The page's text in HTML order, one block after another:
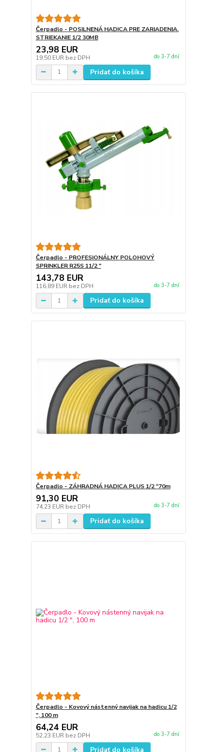
Čerpadlo - POSILNENÁ HADICA PRE ZARIADENIA.
STRIEKANIE 1/2 30MB
23,98 EUR
19,50 EUR bez DPH do 3-7 dní
Pridať do košíka
Čerpadlo - PROFESIONÁLNY POLOHOVÝ
SPRINKLER R25S 11/2 "
143,78 EUR
116,89 EUR bez DPH do 3-7 dní
Pridať do košíka
Čerpadlo - ZÁHRADNÁ HADICA PLUS 1/2 "70m
91,30 EUR
74,23 EUR bez DPH do 3-7 dní
Pridať do košíka
Čerpadlo - Kovový nástenný navijak na hadicu 1/2
", 100 m
64,24 EUR
52,23 EUR bez DPH do 3-7 dní
Pridať do košíka